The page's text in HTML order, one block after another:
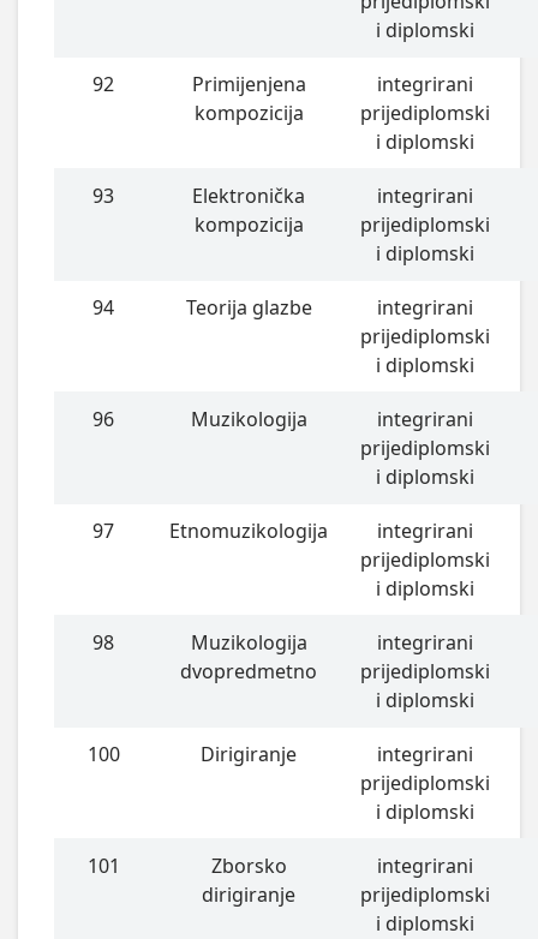
i diplomski
92
Primijenjena
kompozicija
integrirani
prijediplomski
i diplomski
93
Elektronička
kompozicija
integrirani
prijediplomski
i diplomski
94 Teorija glazbe
integrirani
prijediplomski
i diplomski
96 Muzikologija
integrirani
prijediplomski
i diplomski
97 Etnomuzikologija
integrirani
prijediplomski
i diplomski
98
Muzikologija
dvopredmetno
integrirani
prijediplomski
i diplomski
100 Dirigiranje
integrirani
prijediplomski
i diplomski
101
Zborsko
dirigiranje
integrirani
prijediplomski
i diplomski